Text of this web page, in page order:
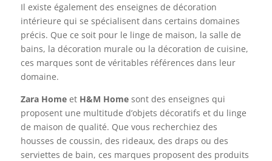
Il existe également des enseignes de décoration
intérieure qui se spécialisent dans certains domaines
précis. Que ce soit pour le linge de maison, la salle de
bains, la décoration murale ou la décoration de cuisine,
ces marques sont de véritables références dans leur
domaine.
Zara Homeet H&M Homesont des enseignes qui
proposent une multitude d’objets décoratifs et du linge
de maison de qualité. Que vous recherchiez des
housses de coussin, des rideaux, des draps ou des
serviettes de bain, ces marques proposent des produits